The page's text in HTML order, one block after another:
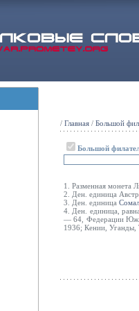
/ Главная / Большой
Большой
1. Разменная монета
2. Ден. единица
3. Ден. единица
4. Ден. единица,
— 64, Федерации
1936; Кении, Уганды,